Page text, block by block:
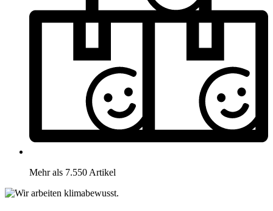
Mehr als 7.550 Artikel